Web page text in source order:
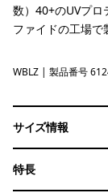
数）40+のUVプロ
ファイドの工場で
Water People Banner: Lemon Zest
WBLZ | 製品番号
サイズ情報
特長